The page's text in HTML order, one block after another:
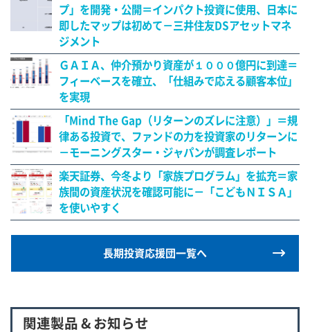
プ」を開発・公開＝インパクト投資に使用、日本に
即したマップは初めて－三井住友DSアセットマネ
ジメント
ＧＡＩＡ、仲介預かり資産が１０００億円に到達＝
フィーベースを確立、「仕組みで応える顧客本位」
を実現
「Mind The Gap（リターンのズレに注意）」＝規
律ある投資で、ファンドの力を投資家のリターンに
－モーニングスター・ジャパンが調査レポート
楽天証券、今冬より「家族プログラム」を拡充＝家
族間の資産状況を確認可能に－「こどもＮＩＳＡ」
を使いやすく
長期投資応援団一覧へ
関連製品 & お知らせ